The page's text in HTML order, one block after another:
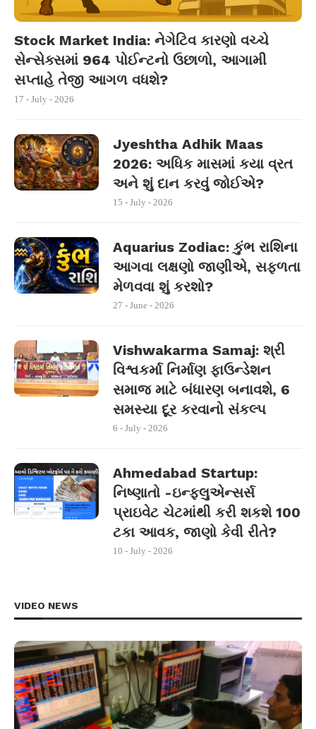
Stock Market India: નેગેટિવ કારણો વચ્ચે
સેન્સેક્સમાં 964 પોઈન્ટનો ઉછાળો, આગામી
સપ્તાહે તેજી આગળ વધશે?
17 - July - 2026
Jyeshtha Adhik Maas
2026: અધિક માસમાં કયા વ્રત
અને શું દાન કરવું જોઈએ?
15 - July - 2026
Aquarius Zodiac: કુંભ રાશિના
આગવા લક્ષણો જાણીએ, સફળતા
મેળવવા શું કરશો?
27 - June - 2026
Vishwakarma Samaj: શ્રી
વિશ્વકર્મા નિર્માણ ફાઉન્ડેશન
સમાજ માટે બંધારણ બનાવશે, 6
સમસ્યા દૂર કરવાનો સંકલ્પ
6 - July - 2026
Ahmedabad Startup:
નિષ્ણાતો -ઇન્ફ્લુએન્સર્સ
પ્રાઇવેટ ચેટમાંથી કરી શકશે 100
ટકા આવક, જાણો કેવી રીતે?
10 - July - 2026
VIDEO NEWS